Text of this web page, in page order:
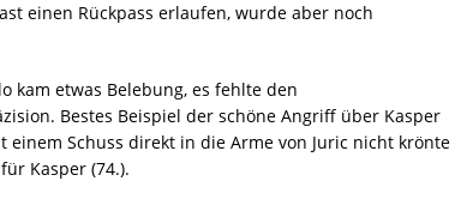
einen Rückpass erlaufen, wurde aber noch
kam etwas Belebung, es fehlte den
Bestes Beispiel der schöne Angriff über Kasper
Schuss direkt in die Arme von Juric nicht krönte
Kasper (74.).